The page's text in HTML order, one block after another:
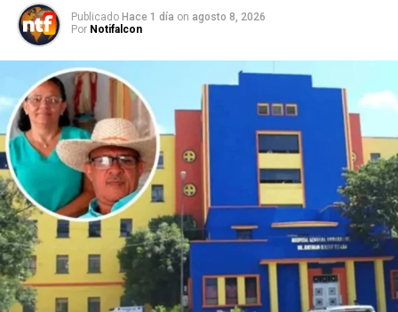
Publicado Hace 1 día on agosto 8, 2026
Por Notifalcon